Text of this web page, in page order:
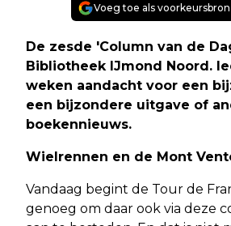
Voeg toe als
De zesde 'Column van de
Bibliotheek IJmond Noord.
weken aandacht voor een
een bijzondere uitgave of
boekennieuws.
Wielrennen en de Mont
Vandaag begint de Tour de
genoeg om daar ook via deze